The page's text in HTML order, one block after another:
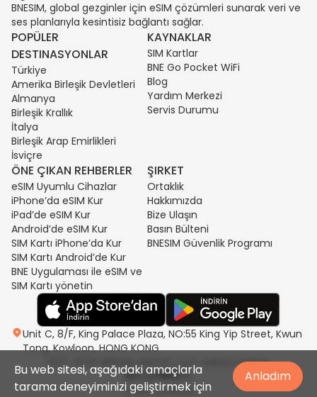
BNESIM, global gezginler için eSIM çözümleri sunarak veri ve
ses planlarıyla kesintisiz bağlantı sağlar.
POPÜLER
DESTINASYONLAR
Türkiye
Amerika Birleşik Devletleri
Almanya
Birleşik Krallık
İtalya
Birleşik Arap Emirlikleri
İsviçre
KAYNAKLAR
SIM Kartlar
BNE Go Pocket WiFi
Blog
Yardım Merkezi
Servis Durumu
ÖNE ÇIKAN REHBERLER
eSIM Uyumlu Cihazlar
iPhone’da eSIM Kur
iPad’de eSIM Kur
Android’de eSIM Kur
SIM Kartı iPhone’da Kur
SIM Kartı Android’de Kur
BNE Uygulaması ile eSIM ve
SIM Kartı yönetin
ŞIRKET
Ortaklık
Hakkımızda
Bize Ulaşın
Basın Bülteni
BNESIM Güvenlik Programı
Unit C, 8/F, King Palace Plaza, NO:55 King Yip Street, Kwun
Tong, Kowloon, HONG KONG
2017-2026 BNESIM LIMITED Tüm Hakları Saklıdır.
Gizlilik politikası
Bu web sitesi, aşağıdaki amaçlarla
tarama deneyiminizi geliştirmek için
Anladım